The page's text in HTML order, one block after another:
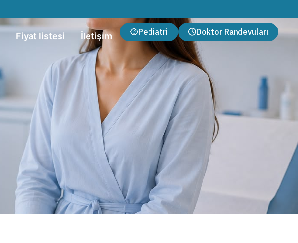
Fiyat listesi İletişim Pediatri Doktor Randevuları